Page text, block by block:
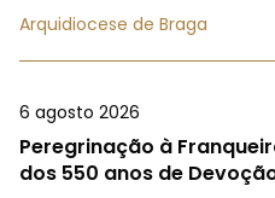
Arquidiocese de Braga
6 agosto 2026
Peregrinação à
dos 550 anos de